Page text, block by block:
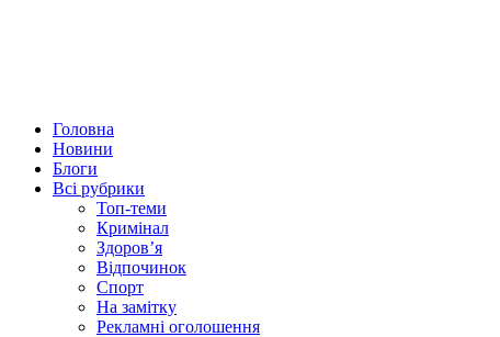
Головна
Новини
Блоги
Всі рубрики
Топ-теми
Кримінал
Здоров’я
Відпочинок
Спорт
На замітку
Рекламні оголошення